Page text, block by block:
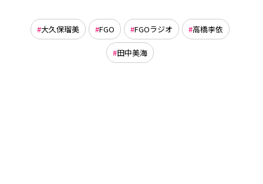
大久保瑠美 FGO FGOラジオ 高橋李依
田中美海